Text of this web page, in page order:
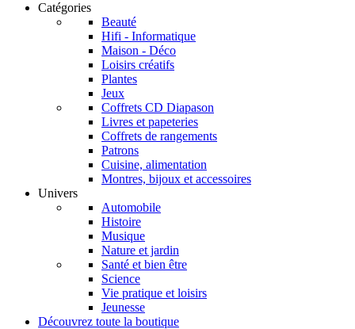
Catégories
Beauté
Hifi - Informatique
Maison - Déco
Loisirs créatifs
Plantes
Jeux
Coffrets CD Diapason
Livres et papeteries
Coffrets de rangements
Patrons
Cuisine, alimentation
Montres, bijoux et accessoires
Univers
Automobile
Histoire
Musique
Nature et jardin
Santé et bien être
Science
Vie pratique et loisirs
Jeunesse
Découvrez toute la boutique